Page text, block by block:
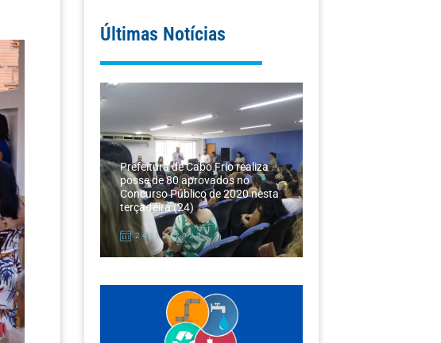
Últimas Notícias
Prefeitura de Cabo Frio realiza
posse de 80 aprovados no
Concurso Público de 2020 nesta
terça-feira (24)
24/12/2024